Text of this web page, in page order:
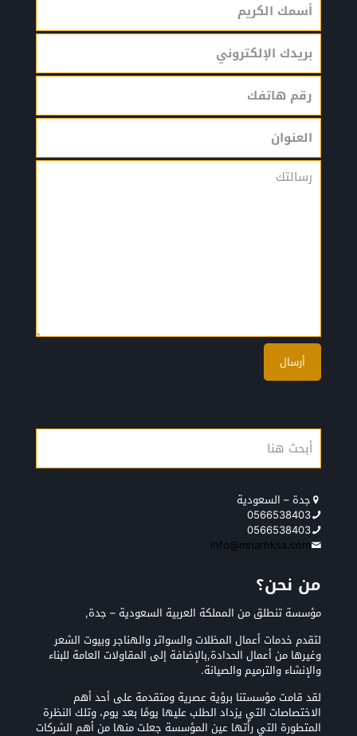
جدة – السعودية
0566538403
0566538403
info@mnarhksa.com
من نحن؟
مؤسسة تنطلق من المملكة العربية السعودية – جدة,
لتقدم خدمات أعمال المظلات والسواتر والهناجر وبيوت الشعر
وغيرها من أعمال الحدادة,بالإضافة إلى المقاولات العامة للبناء
والإنشاء والترميم والصيانة.
لقد قامت مؤسستنا برؤية عصرية ومتقدمة على أحد أهم
الاختصاصات التي يزداد الطلب عليها يومًا بعد يوم، وتلك النظرة
المتطورة التي رأتها عين المؤسسة جعلت منها من أهم الشركات